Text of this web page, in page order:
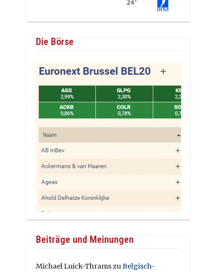
Die Börse
Beiträge und Meinungen
Michael Luick-ThramszuBelgisch-